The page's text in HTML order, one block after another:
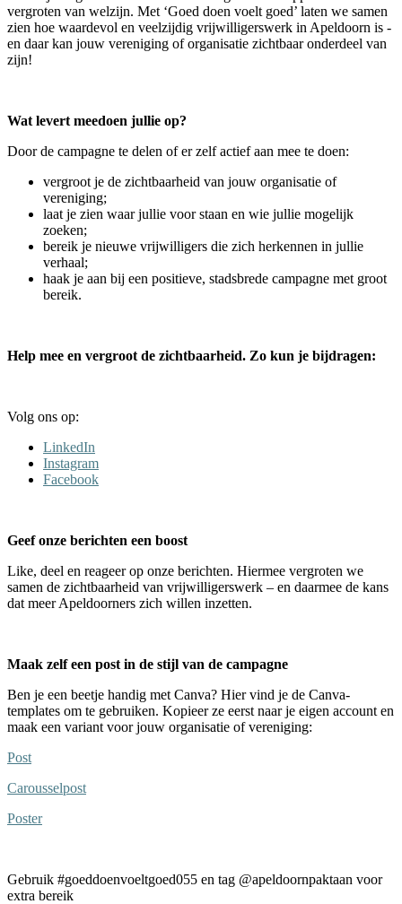
vergroten van welzijn. Met ‘Goed doen voelt goed’ laten we samen
zien hoe waardevol en veelzijdig vrijwilligerswerk in Apeldoorn is -
en daar kan jouw vereniging of organisatie zichtbaar onderdeel van
zijn!
Wat levert meedoen jullie op?
Door de campagne te delen of er zelf actief aan mee te doen:
vergroot je de zichtbaarheid van jouw organisatie of
vereniging;
laat je zien waar jullie voor staan en wie jullie mogelijk
zoeken;
bereik je nieuwe vrijwilligers die zich herkennen in jullie
verhaal;
haak je aan bij een positieve, stadsbrede campagne met groot
bereik.
Help mee en vergroot de zichtbaarheid. Zo kun je bijdragen:
Volg ons op:
LinkedIn
Instagram
Facebook
Geef onze berichten een boost
Like, deel en reageer op onze berichten. Hiermee vergroten we
samen de zichtbaarheid van vrijwilligerswerk – en daarmee de kans
dat meer Apeldoorners zich willen inzetten.
Maak zelf een post in de stijl van de campagne
Ben je een beetje handig met Canva? Hier vind je de Canva-
templates om te gebruiken. Kopieer ze eerst naar je eigen account en
maak een variant voor jouw organisatie of vereniging:
Post
Carousselpost
Poster
Gebruik #goeddoenvoeltgoed055 en tag @apeldoornpaktaan voor
extra bereik